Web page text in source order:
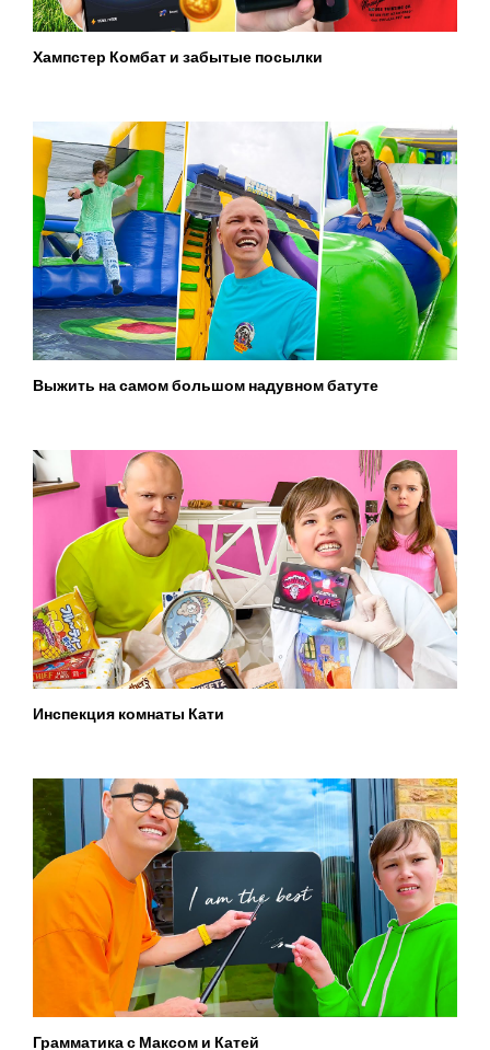
Хампстер Комбат и забытые посылки
Выжить на самом большом надувном батуте
Инспекция комнаты Кати
Грамматика с Максом и Катей